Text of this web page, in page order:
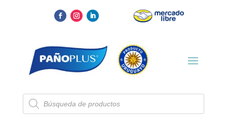
Búsqueda
de
productos